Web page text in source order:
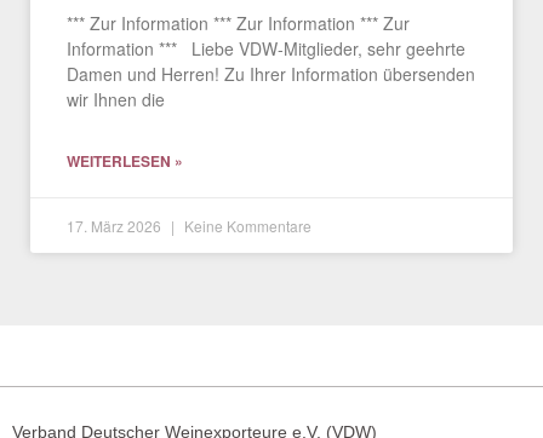
*** Zur Information *** Zur Information *** Zur
Information *** Liebe VDW-Mitglieder, sehr geehrte
Damen und Herren! Zu Ihrer Information übersenden
wir Ihnen die
WEITERLESEN »
17. März 2026 Keine Kommentare
Verband Deutscher Weinexporteure e.V. (VDW)